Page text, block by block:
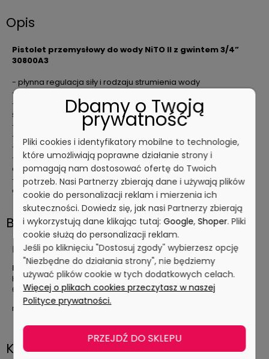
Opis
Pistolet przemysłowy do wody NiTO II z gwintem 3/4”
30800A3
- płynna regulacja siły i rodzaju strumienia wody
- elementy wewnętrzne z mosiądzu i stali nierdzewnej
- obudowa z tworzywa Orgalloy doskonale izoluje uchwyt od
ścieżki przepływu
- maksymalna temperatura pracy: do +90°C
- maksymalne ciśnienie robocze: 25 bar
- wyprodukowany w Danii
- model z 3/4” gwintem wewnętrznym (możliwość
dopasowania szybkozłączek)
- zalecane podłączanie do różnego rodzaju dysz i
akcesoriów do mycia i dezynfekcji np. z dyszą 57140A8
Bezpieczeństwo
Producent
Nito A/S
H. C. Ørstedsvej 4
6100 Haderslev, Dania
nito@nito.dk
Koszty dostawy
Dbamy o Twoją
prywatność
Pliki cookies i identyfikatory mobilne to technologie,
które umożliwiają poprawne działanie strony i
pomagają nam dostosować ofertę do Twoich
potrzeb. Nasi Partnerzy zbierają dane i używają plików
cookie do personalizacji reklam i mierzenia ich
skuteczności. Dowiedz się, jak nasi Partnerzy zbierają
i wykorzystują dane klikając tutaj:Google,Shoper. Pliki
cookie służą do personalizacji reklam.
Jeśli po kliknięciu "Dostosuj zgody" wybierzesz opcję
"Niezbędne do działania strony", nie będziemy
używać plików cookie w tych dodatkowych celach.
Więcej o plikach cookies przeczytasz w naszej
Polityce prywatności.
PRZEJDŹ DO SKLEPU